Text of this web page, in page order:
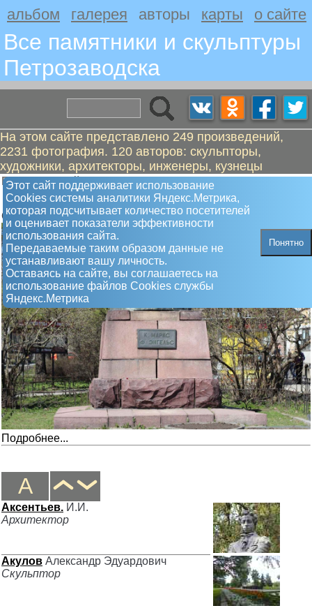
альбом галерея авторы карты о сайте
Все памятники и скульптуры
Петрозаводскa
На этом сайте представлено 249 произведений,
2231 фотография. 120 авторов: скульпторы,
художники, архитекторы, инженеры, кузнецы
Этот сайт поддерживает использование
Сookies системы аналитики Яндекс.Метрика,
которая подсчитывает количество посетителей
и оценивает показатели эффективности
использования сайта.
Передаваемые таким образом данные не
устанавливают вашу личность.
Оставаясь на сайте, вы соглашаетесь на
использование файлов Сookies службы
Яндекс.Метрика
Понятно
Белостокский Ефим Исаевич
Памятник Маркс и Энгельс
Открыт 10.05.1960 г.
Подробнее...
А
Аксентьев. И.И.
Архитектор
Акулов Александр Эдуардович
Скульптор